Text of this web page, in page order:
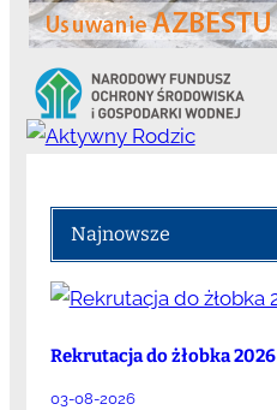
Najnowsze
Rekrutacja do żłobka 2026
03-08-2026